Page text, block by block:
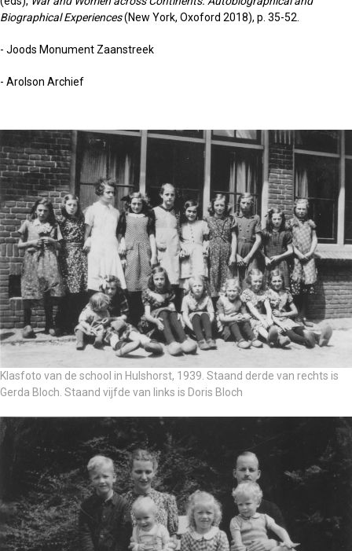
Biographical Experiences(New York, Oxoford 2018), p. 35-52.
- Joods Monument Zaanstreek
- Arolson Archief
Klasfoto van de school in Hulshorst, 1939. Staand derde van rechts is
Gerda Bloch. Staand vijfde van links is Doris Bloch